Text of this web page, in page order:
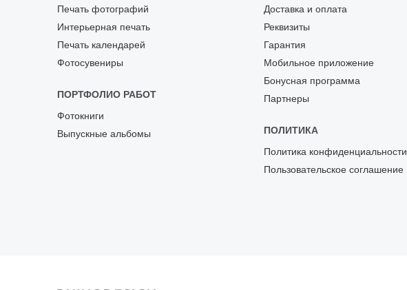
Печать фотографий
Интерьерная печать
Печать календарей
Фотосувениры
ПОРТФОЛИО РАБОТ
Фотокниги
Выпускные альбомы
Доставка и оплата
Реквизиты
Гарантия
Мобильное приложение
Бонусная программа
Партнеры
ПОЛИТИКА
Политика конфиденциальности
Пользовательское соглашение